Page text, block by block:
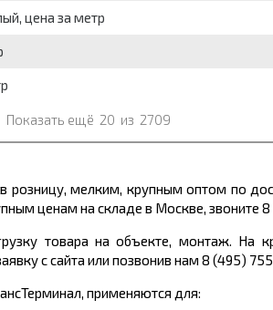
цена за метр
Показать ещё 20 из 2709
розницу, мелким, крупным оптом по
ценам на складе в Москве, звоните
товара на объекте, монтаж. На
с сайта или позвонив нам 8 (495)
применяются для: